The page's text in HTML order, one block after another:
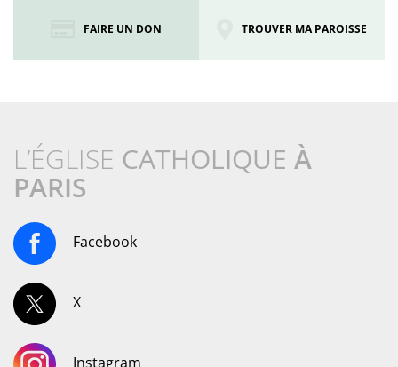
FAIRE UN DON TROUVER MA PAROISSE
L’ÉGLISE CATHOLIQUE À
PARIS
Facebook
X
Instagram